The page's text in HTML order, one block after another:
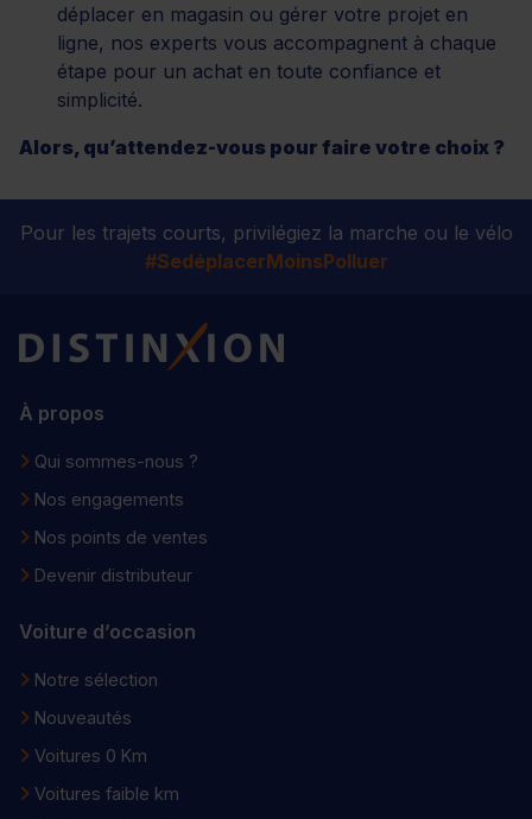
déplacer en magasin ou gérer votre projet en
ligne, nos experts vous accompagnent à chaque
étape pour un achat en toute confiance et
simplicité.
Alors, qu’attendez-vous pour faire votre choix ?
Pour les trajets courts, privilégiez la marche ou le vélo
#SedéplacerMoinsPolluer
Distinxion
À propos
Qui sommes-nous ?
Nos engagements
Nos points de ventes
Devenir distributeur
Voiture d’occasion
Notre sélection
Nouveautés
Voitures 0 Km
Voitures faible km